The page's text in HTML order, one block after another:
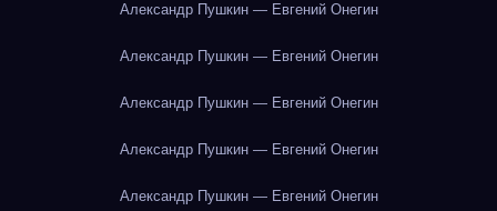
Александр Пушкин — Евгений Онегин
Александр Пушкин — Евгений Онегин
Александр Пушкин — Евгений Онегин
Александр Пушкин — Евгений Онегин
Александр Пушкин — Евгений Онегин